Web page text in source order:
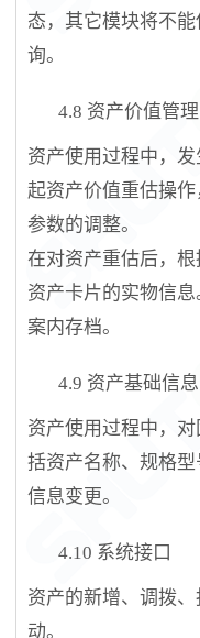
态，其它模块将不
询。
4.8 资产价值管理
资产使用过程中，
起资产价值重估操
参数的调整。
在对资产重估后，
资产卡片的实物信息
案内存档。
4.9 资产基础信
资产使用过程中，
括资产名称、规格
信息变更。
4.10 系统接口
资产的新增、调拨
动。